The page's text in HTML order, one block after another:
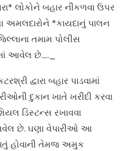
લોકોને બહાર નીકળવા ઉપર
અમલદારોને *કાયદાનું પાલન
તમામ પોલીસ
આવેલ છે….._
દ્વારા બહાર પાડવામાં
દુકાન ખાતે ખરીદી કરવા
ડિસ્ટન્સ રખાવવા
છે. ઘણા વેપારીઓ આ
હોવાની તેમજ અમુક